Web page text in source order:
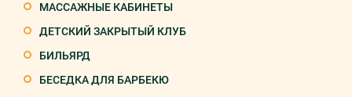
МАССАЖНЫЕ КАБИНЕТЫ
ДЕТСКИЙ ЗАКРЫТЫЙ КЛУБ
БИЛЬЯРД
БЕСЕДКА ДЛЯ БАРБЕКЮ